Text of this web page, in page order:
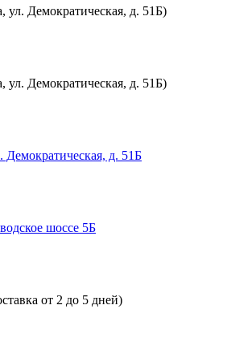
ул. Демократическая, д. 51Б)
ул. Демократическая, д. 51Б)
Демократическая, д. 51Б
шоссе 5Б
от 2 до 5 дней)